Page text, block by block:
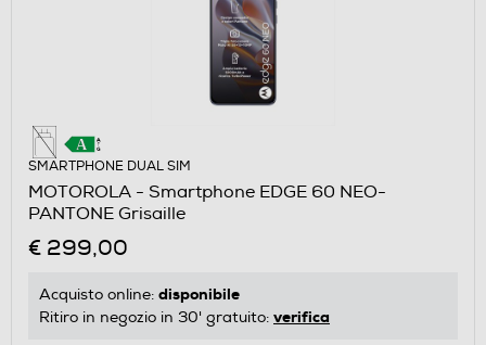
SMARTPHONE DUAL SIM
MOTOROLA - Smartphone EDGE 60 NEO-
PANTONE Grisaille
€ 299,00
Acquisto online: disponibile
Ritiro in negozio in 30' gratuito: verifica